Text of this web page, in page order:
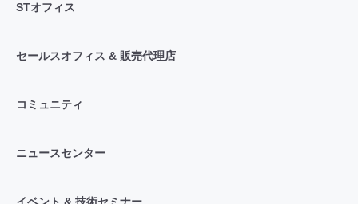
STオフィス
セールスオフィス & 販売代理店
コミュニティ
ニュースセンター